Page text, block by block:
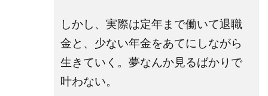
しかし、実際は定年まで働いて退職
金と、少ない年金をあてにしながら
生きていく。夢なんか見るばかりで
叶わない。